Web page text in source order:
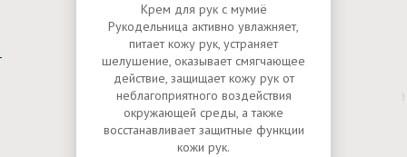
Крем для рук с мумиё
Рукодельница активно увлажняет,
питает кожу рук, устраняет
шелушение, оказывает смягчающее
действие, защищает кожу рук от
неблагоприятного воздействия
окружающей среды, а также
восстанавливает защитные функции
кожи рук.